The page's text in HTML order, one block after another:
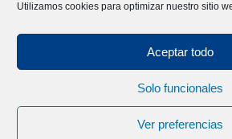
Utilizamos cookies para optimizar nuestro sitio
Aceptar todo
Solo funcionales
Ver preferencias
AWERTY Servicios Informáticos, S.L.
Aviso Legal|Política y